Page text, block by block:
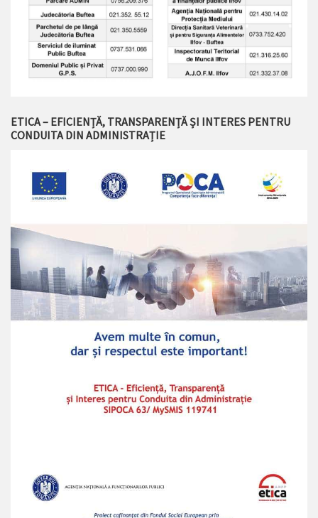
ETICA – EFICIENȚĂ, TRANSPARENȚĂ ȘI INTERES PENTRU
CONDUITA DIN ADMINISTRAȚIE